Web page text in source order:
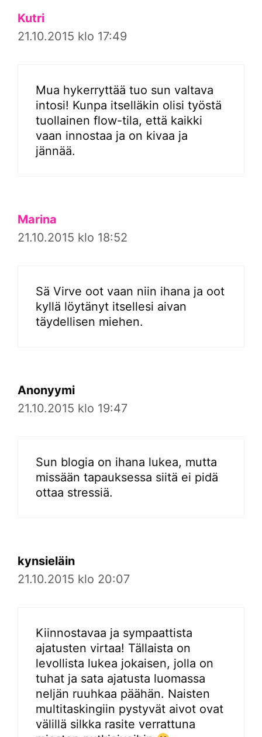
Kutri
21.10.2015 klo 17:49
Mua hykerryttää tuo sun valtava
intosi! Kunpa itselläkin olisi työstä
tuollainen flow-tila, että kaikki
vaan innostaa ja on kivaa ja
jännää.
Marina
21.10.2015 klo 18:52
Sä Virve oot vaan niin ihana ja oot
kyllä löytänyt itsellesi aivan
täydellisen miehen.
Anonyymi
21.10.2015 klo 19:47
Sun blogia on ihana lukea, mutta
missään tapauksessa siitä ei pidä
ottaa stressiä.
kynsieläin
21.10.2015 klo 20:07
Kiinnostavaa ja sympaattista
ajatusten virtaa! Tällaista on
levollista lukea jokaisen, jolla on
tuhat ja sata ajatusta luomassa
neljän ruuhkaa päähän. Naisten
multitaskingiin pystyvät aivot ovat
välillä silkka rasite verrattuna